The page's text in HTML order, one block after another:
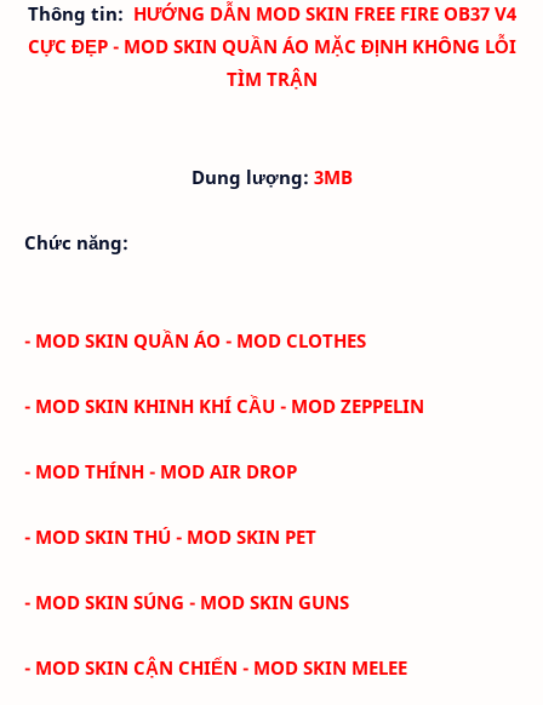
Thông tin: HƯỚNG DẪN MOD SKIN FREE FIRE OB37 V4
CỰC ĐẸP - MOD SKIN QUẦN ÁO MẶC ĐỊNHKHÔNG LỖI
TÌM TRẬN
Dung lượng: 3MB
Chức năng:
- MOD SKIN QUẦN ÁO - MOD CLOTHES
- MOD SKIN KHINH KHÍ CẦU - MOD ZEPPELIN
- MOD THÍNH - MOD AIR DROP
- MOD SKIN THÚ - MOD SKIN PET
- MOD SKIN SÚNG - MOD SKIN GUNS
- MOD SKIN CẬN CHIẾN - MOD SKIN MELEE